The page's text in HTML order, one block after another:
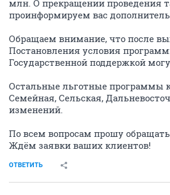
млн. О прекращении проведения
проинформируем вас
Обращаем внимание, что после
Постановления условия
Государственной поддержкой
Остальные льготные программы
Семейная, Сельская,
изменений.
По всем вопросам прошу
Ждём заявки ваших клиентов!
ОТВЕТИТЬ